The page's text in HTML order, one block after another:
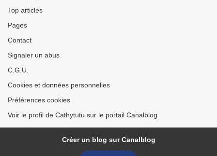
Top articles
Pages
Contact
Signaler un abus
C.G.U.
Cookies et données personnelles
Préférences cookies
Voir le profil de Cathytutu sur le portail Canalblog
Créer un blog sur Canalblog